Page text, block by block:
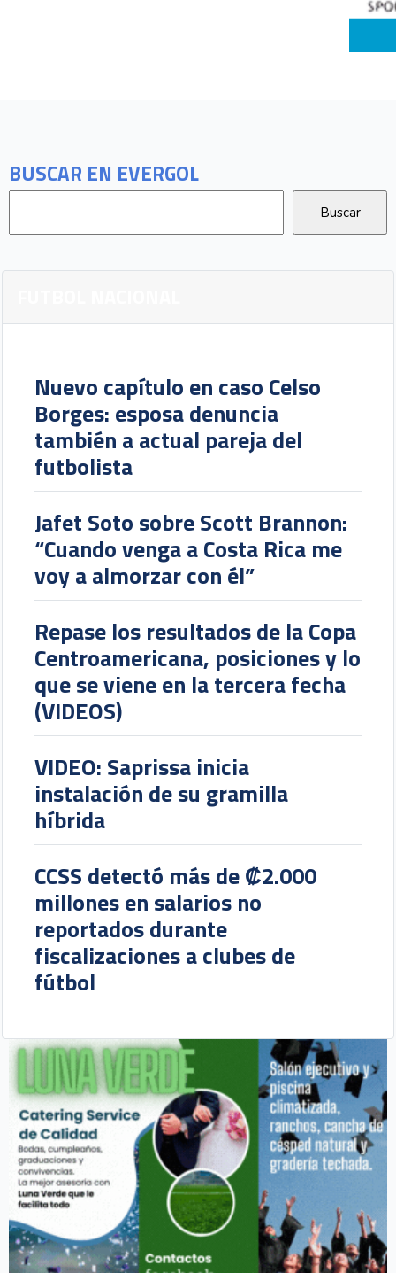
BUSCAR EN EVERGOL
Nuevo capítulo en caso Celso
Borges: esposa denuncia
también a actual pareja del
futbolista
Jafet Soto sobre Scott Brannon:
“Cuando venga a Costa Rica me
voy a almorzar con él”
Repase los resultados de la Copa
Centroamericana, posiciones y lo
que se viene en la tercera fecha
(VIDEOS)
VIDEO: Saprissa inicia
instalación de su gramilla
híbrida
CCSS detectó más de ₡2.000
millones en salarios no
reportados durante
fiscalizaciones a clubes de
fútbol